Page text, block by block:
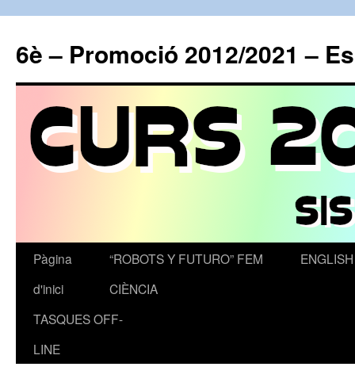
6è – Promoció 2012/2021 –
Vés
contingut
Pàgina
d'inici
“ROBOTS Y FUTURO” FEM
CIÈNCIA
ENGLISH
TASQUES OFF-
LINE